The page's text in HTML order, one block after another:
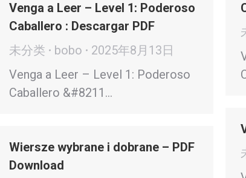
Venga a Leer – Level 1: Poderoso
Caballero : Descargar PDF
未分类
bobo
2025年8月13日
Venga a Leer – Level 1: Poderoso
Caballero &#8211…
Wiersze wybrane i dobrane – PDF
Download